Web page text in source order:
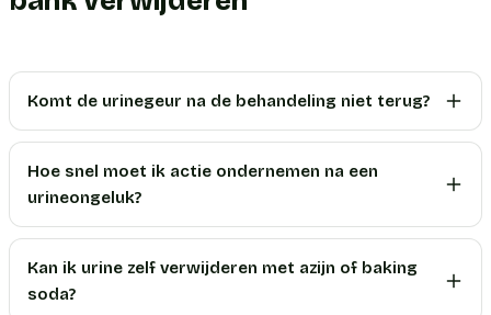
Komt de urinegeur na de behandeling niet terug?
Hoe snel moet ik actie ondernemen na een
urineongeluk?
Kan ik urine zelf verwijderen met azijn of baking
soda?